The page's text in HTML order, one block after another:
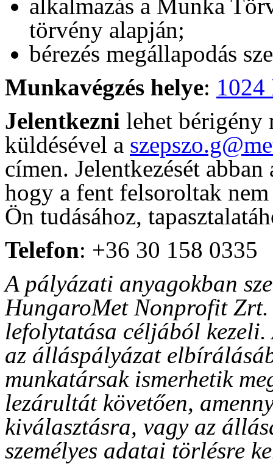
alkalmazás a Munka
törvény alapján;
bérezés megállapodás
Munkavégzés helye: 1024
Jelentkezni lehet bérigény
küldésével a
címen. Jelentkezését
hogy a fent felsoroltak
Ön tudásához,
Telefon: +36 30 158 0335
A pályázati anyagokban
HungaroMet Nonprofit
lefolytatása céljából
az álláspályázat
munkatársak ismerhetik
lezárultát követően,
kiválasztásra, vagy az
személyes adatai törlésre